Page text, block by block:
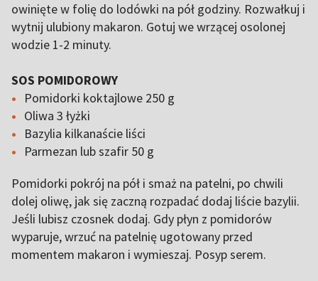
owinięte w folię do lodówki na pół godziny. Rozwałkuj i
wytnij ulubiony makaron. Gotuj we wrzącej osolonej
wodzie 1-2 minuty.
SOS POMIDOROWY
Pomidorki koktajlowe 250 g
Oliwa 3 łyżki
Bazylia kilkanaście liści
Parmezan lub szafir 50 g
Pomidorki pokrój na pół i smaż na patelni, po chwili
dolej oliwę, jak się zaczną rozpadać dodaj liście bazylii.
Jeśli lubisz czosnek dodaj. Gdy płyn z pomidorów
wyparuje, wrzuć na patelnię ugotowany przed
momentem makaron i wymieszaj. Posyp serem.